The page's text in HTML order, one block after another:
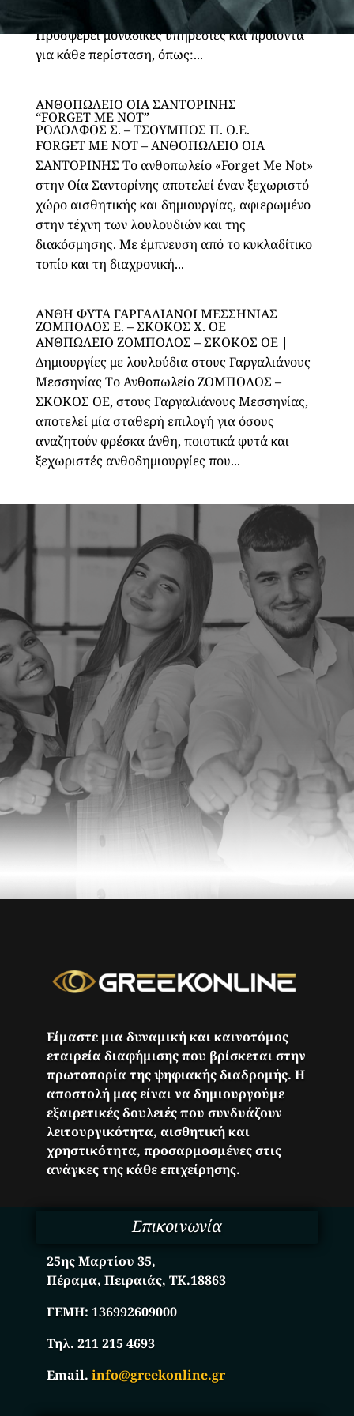
όλες τις σημαντικές στιγμές της ζωής σας.
Προσφέρει μοναδικές υπηρεσίες και προϊόντα
για κάθε περίσταση, όπως:...
ΑΝΘΟΠΩΛΕΙΟ ΟΙΑ ΣΑΝΤΟΡΙΝΗΣ
“FORGET ME NOT”
ΡΟΔΟΛΦΟΣ Σ. – ΤΣΟΥΜΠΟΣ Π. Ο.Ε.
FORGET ME NOT – ΑΝΘΟΠΩΛΕΙΟ ΟΙΑ
ΣΑΝΤΟΡΙΝΗΣ Το ανθοπωλείο «Forget Me Not»
στην Οία Σαντορίνης αποτελεί έναν ξεχωριστό
χώρο αισθητικής και δημιουργίας, αφιερωμένο
στην τέχνη των λουλουδιών και της
διακόσμησης. Με έμπνευση από το κυκλαδίτικο
τοπίο και τη διαχρονική...
ΑΝΘΗ ΦΥΤΑ ΓΑΡΓΑΛΙΑΝΟΙ ΜΕΣΣΗΝΙΑΣ
ΖΟΜΠΟΛΟΣ Ε. – ΣΚΟΚΟΣ Χ. ΟΕ
ΑΝΘΠΩΛΕΙΟ ΖΟΜΠΟΛΟΣ – ΣΚΟΚΟΣ ΟΕ |
Δημιουργίες με λουλούδια στους Γαργαλιάνους
Μεσσηνίας Το Ανθοπωλείο ΖΟΜΠΟΛΟΣ –
ΣΚΟΚΟΣ ΟΕ, στους Γαργαλιάνους Μεσσηνίας,
αποτελεί μία σταθερή επιλογή για όσους
αναζητούν φρέσκα άνθη, ποιοτικά φυτά και
ξεχωριστές ανθοδημιουργίες που...
Είμαστε μια δυναμική και καινοτόμος
εταιρεία διαφήμισης που βρίσκεται στην
πρωτοπορία της ψηφιακής διαδρομής. Η
αποστολή μας είναι να δημιουργούμε
εξαιρετικές δουλειές που συνδυάζουν
λειτουργικότητα, αισθητική και
χρηστικότητα, προσαρμοσμένες στις
ανάγκες της κάθε επιχείρησης.
Επικοινωνία
25ης Μαρτίου 35,
Πέραμα, Πειραιάς, ΤΚ.18863
ΓΕΜΗ:136992609000
Τηλ. 211 215 4693
Email.info@greekonline.gr